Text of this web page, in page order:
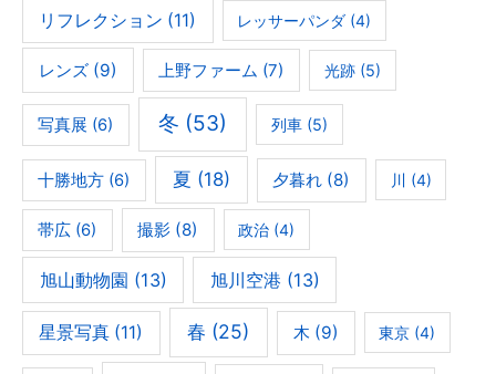
リフレクション (11) レッサーパンダ (4)
レンズ(9) 上野ファーム (7) 光跡(5)
写真展 (6) 冬 (53) 列車(5)
十勝地方 (6) 夏 (18) 夕暮れ (8) 川 (4)
帯広 (6) 撮影 (8) 政治 (4)
旭山動物園 (13) 旭川空港 (13)
星景写真 (11) 春 (25) 木(9) 東京 (4)